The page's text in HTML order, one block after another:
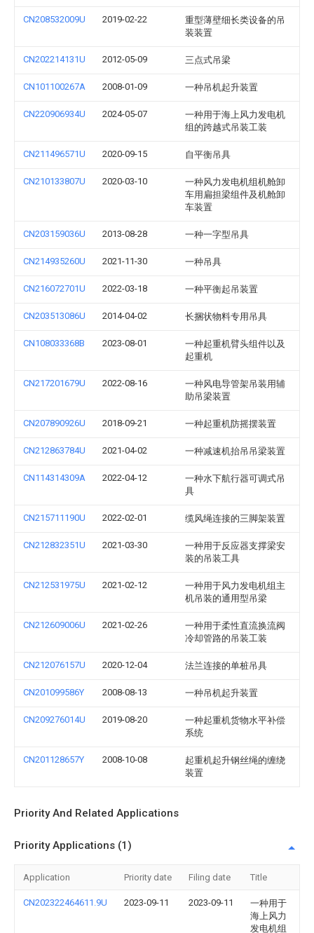
CN208532009U 2019-02-22
重型薄壁细长类设备的吊
装装置
CN202214131U 2012-05-09 三点式吊梁
CN101100267A 2008-01-09 一种吊机起升装置
CN220906934U 2024-05-07
一种用于海上风力发电机
组的跨越式吊装工装
CN211496571U 2020-09-15 自平衡吊具
CN210133807U 2020-03-10
一种风力发电机组机舱卸
车用扁担梁组件及机舱卸
车装置
CN203159036U 2013-08-28 一种一字型吊具
CN214935260U 2021-11-30 一种吊具
CN216072701U 2022-03-18 一种平衡起吊装置
CN203513086U 2014-04-02 长捆状物料专用吊具
CN108033368B 2023-08-01
一种起重机臂头组件以及
起重机
CN217201679U 2022-08-16
一种风电导管架吊装用辅
助吊梁装置
CN207890926U 2018-09-21 一种起重机防摇摆装置
CN212863784U 2021-04-02 一种减速机抬吊吊梁装置
CN114314309A 2022-04-12
一种水下航行器可调式吊
具
CN215711190U 2022-02-01 缆风绳连接的三脚架装置
CN212832351U 2021-03-30
一种用于反应器支撑梁安
装的吊装工具
CN212531975U 2021-02-12
一种用于风力发电机组主
机吊装的通用型吊梁
CN212609006U 2021-02-26
一种用于柔性直流换流阀
冷却管路的吊装工装
CN212076157U 2020-12-04 法兰连接的单桩吊具
CN201099586Y 2008-08-13 一种吊机起升装置
CN209276014U 2019-08-20
一种起重机货物水平补偿
系统
CN201128657Y 2008-10-08
起重机起升钢丝绳的缠绕
装置
Priority And Related Applications
Priority Applications (1)
Application Priority date Filing date Title
CN202322464611.9U 2023-09-11 2023-09-11
一种用于
海上风力
发电机组